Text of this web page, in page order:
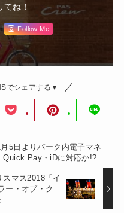
てね！
Follow Me
でシェアする▼
5日よりパーク内電子マネ
Quick Pay・iDに対応か!?
スマス2018「イ
ー・オブ・ク